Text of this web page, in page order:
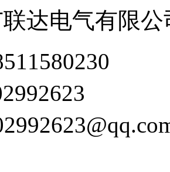
达电气有限公